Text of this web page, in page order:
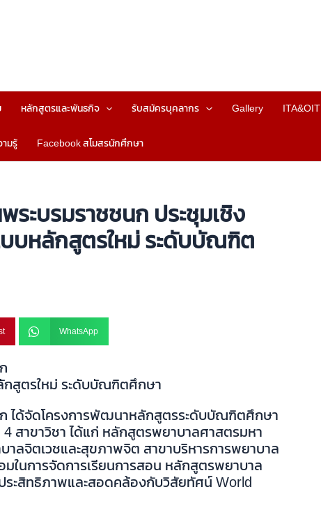
หลักสูตรและพันธกิจ รับสมัครบุคลากร Gallery ITA&OIT
มรู้ Facebook สโมสรนักศึกษา
ะบรมราชชนก ประชุมเชิง
บหลักสูตรใหม่ ระดับบัณฑิต
WhatsApp
กสูตรใหม่ ระดับบัณฑิตศึกษา
ได้จัดโครงการพัฒนาหลักสูตรระดับบัณฑิตศึกษา
สาขาวิชา ได้แก่ หลักสูตรพยาบาลศาสตรมหา
ลจิตเวชและสุขภาพจิต สาขาบริหารการพยาบาล
ในการจัดการเรียนการสอน หลักสูตรพยาบาล
ะสิทธิภาพและสอดคล้องกับวิสัยทัศน์ World